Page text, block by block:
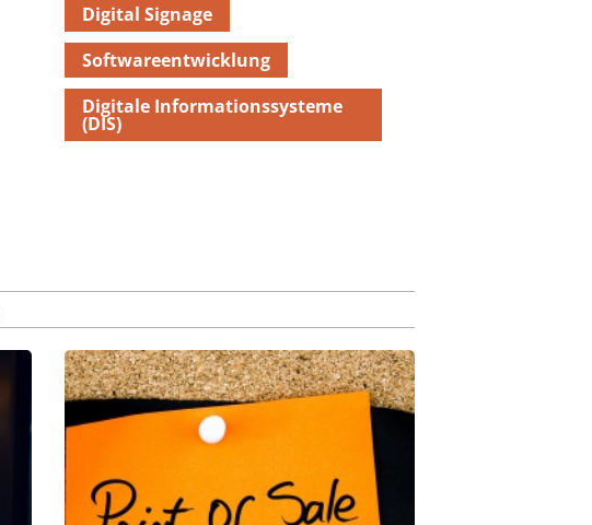
Digital Signage
Softwareentwicklung
Digitale Informationssysteme
(DIS)